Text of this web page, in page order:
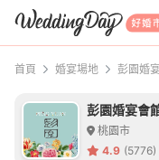
首頁 婚宴場地
彭園婚宴會
桃園市
4.9 (5776)